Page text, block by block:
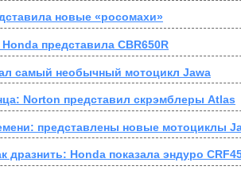
новые «росомахи»
представила CBR650R
самый необычный мотоцикл Jawa
Norton представил скрэмблеры Atlas
представлены новые мотоциклы
дразнить: Honda показала эндуро